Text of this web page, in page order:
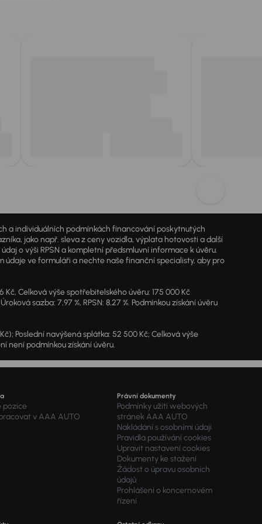
a individuálních podmínkách financování poskytnutých
jako např. sleva z ceny vozidla, výplata hotovosti a další
o výši RPSN a kompletní předsmluvní informace k úvěru.
údaje ve formuláři a nechte naše finanční specialisty, aby pro
Celková výše spotřebitelského úvěru: 175 000 Kč
sazba: 7,97 %, RPSN: 8,27 %. Podmínkou získání úvěru
Poslední navýšená splátka: 52 500 Kč; Celková výše
není podmínkou získání úvěru.
pozice
v AAA AUTO
Právní dokumenty
Podmínky užití webových
stránek AAA AUTO
Nakládání s osobními údaji
Pravidla používání cookies
Upravit nastavení cookies
Dokumenty ke stažení
Žádost o úpravu osobních
údajů
Prohlášení o koncernovém
řízení